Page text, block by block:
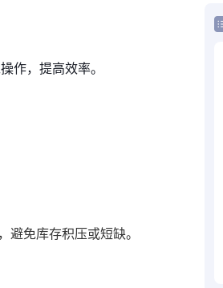
作，提高效率。
免库存积压或短缺。